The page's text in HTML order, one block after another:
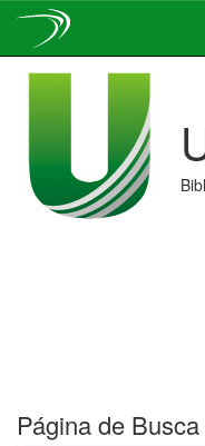
Página de Busca